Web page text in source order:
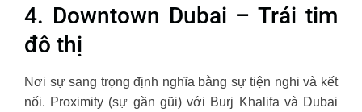
4. Downtown Dubai – Trái tim
đô thị
Nơi sự sang trọng định nghĩa bằng sự tiện nghi và kết
nối. Proximity (sự gần gũi) với Burj Khalifa và Dubai